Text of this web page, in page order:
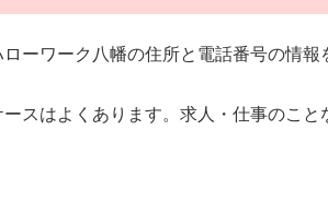
ーワーク八幡の住所と電話番号の情報
スはよくあります。求人・仕事のこ